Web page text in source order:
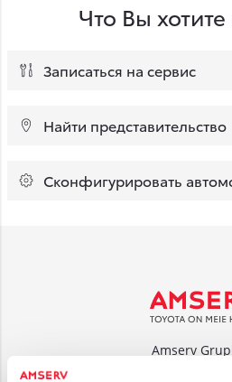
Что Вы хотите
Записаться на сервис
Найти представительство
Сконфигурировать
Amserv